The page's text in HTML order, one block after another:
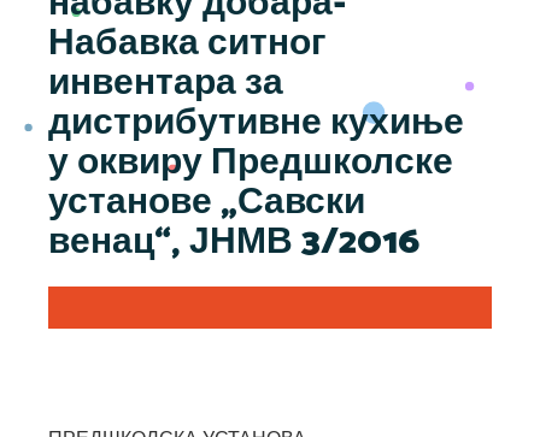
Набавка ситног
инвентара за
дистрибутивне кухиње
у оквиру Предшколске
установе „Савски
венац“, ЈНМВ 3/2016